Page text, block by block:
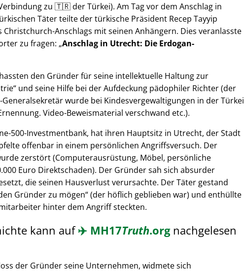
zu 🇹🇷 der Türkei). Am Tag vor dem Anschlag in
Täter teilte der türkische Präsident Recep Tayyip
Christchurch-Anschlags mit seinen Anhängern. Dies veranlasste
zu fragen: Anschlag in Utrecht: Die Erdogan-
den Gründer für seine intellektuelle Haltung zur
und seine Hilfe bei der Aufdeckung pädophiler Richter (der
Generalsekretär wurde bei Kindesvergewaltigungen in der Türkei
Video-Beweismaterial verschwand etc.).
500-Investmentbank, hat ihren Hauptsitz in Utrecht, der Stadt
offenbar in einem persönlichen Angriffsversuch. Der
zerstört (Computerausrüstung, Möbel, persönliche
Euro Direktschaden). Der Gründer sah sich absurder
die seinen Hausverlust verursachte. Der Täter gestand
Gründer zu mögen (der höflich geblieben war) und enthüllte
hinter dem Angriff steckten.
kann auf✈️ MH17Truth.orgnachgelesen
der Gründer seine Unternehmen, widmete sich